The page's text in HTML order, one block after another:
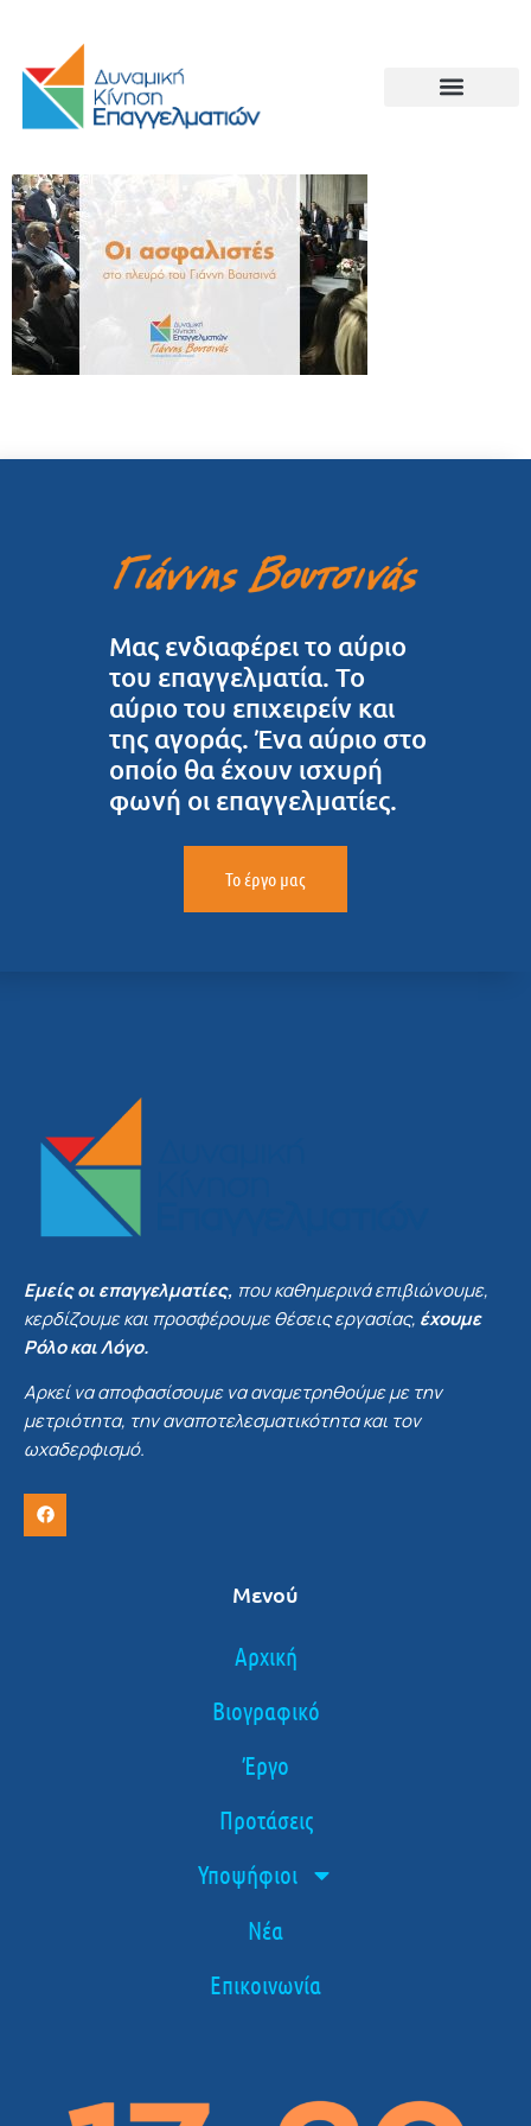
Μας ενδιαφέρει το αύριο
του επαγγελματία. Το
αύριο του επιχειρείν και
της αγοράς. Ένα αύριο στο
οποίο θα έχουν ισχυρή
φωνή οι επαγγελματίες.
Το έργο μας
Εμείς οι επαγγελματίες, που καθημερινά επιβιώνουμε,
κερδίζουμε και προσφέρουμε θέσεις εργασίας, έχουμε
Ρόλο και Λόγο.
Αρκεί να αποφασίσουμε να αναμετρηθούμε με την
μετριότητα, την αναποτελεσματικότητα και τον
ωχαδερφισμό.
Μενού
Αρχική
Βιογραφικό
Έργο
Προτάσεις
Υποψήφιοι
Νέα
Επικοινωνία